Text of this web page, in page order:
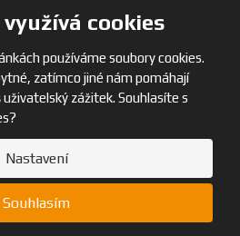
cookies
používáme soubory cookies.
zatímco jiné nám pomáhají
zážitek. Souhlasíte s
Nastavení
Souhlasím